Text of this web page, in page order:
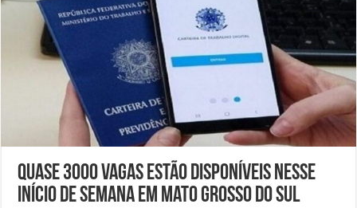
Quase 3000 vagas estão disponíveis nesse
início de semana em Mato Grosso do Sul